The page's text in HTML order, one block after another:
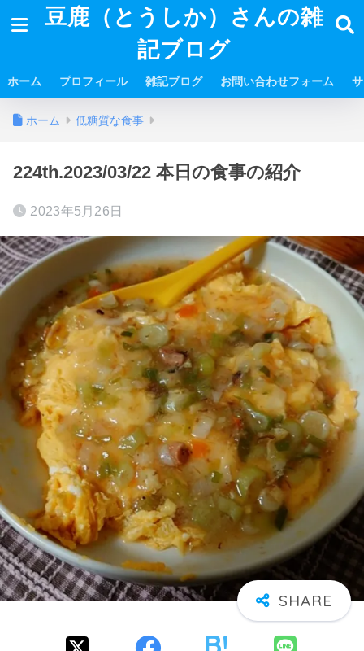
豆鹿（とうしか）さんの雑
記ブログ
ホーム プロフィール 雑記ブログ お問い合わせフォーム
ホーム 低糖質な食事
224th.2023/03/22 本日の食事の紹介
2023年5月26日